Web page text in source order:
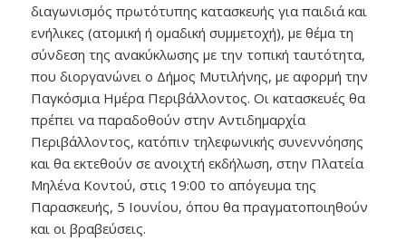
διαγωνισμός πρωτότυπης κατασκευής για παιδιά και
ενήλικες (ατομική ή ομαδική συμμετοχή), με θέμα τη
σύνδεση της ανακύκλωσης με την τοπική ταυτότητα,
που διοργανώνει ο Δήμος Μυτιλήνης, με αφορμή την
Παγκόσμια Ημέρα Περιβάλλοντος. Οι κατασκευές θα
πρέπει να παραδοθούν στην Αντιδημαρχία
Περιβάλλοντος, κατόπιν τηλεφωνικής συνεννόησης
και θα εκτεθούν σε ανοιχτή εκδήλωση, στην Πλατεία
Μηλένα Κοντού, στις 19:00 το απόγευμα της
Παρασκευής, 5 Ιουνίου, όπου θα πραγματοποιηθούν
και οι βραβεύσεις.